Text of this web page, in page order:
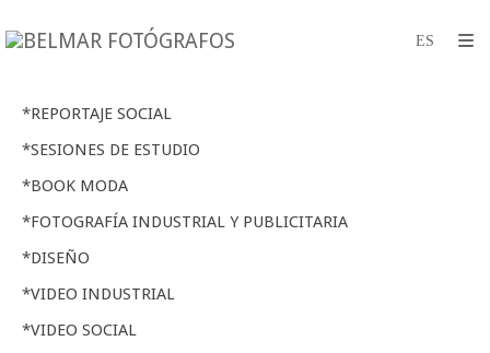
*REPORTAJE SOCIAL
*SESIONES DE ESTUDIO
*BOOK MODA
*FOTOGRAFÍA INDUSTRIAL Y PUBLICITARIA
*DISEÑO
*VIDEO INDUSTRIAL
*VIDEO SOCIAL